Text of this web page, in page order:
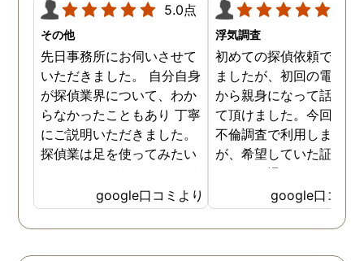
5.0点
その他
先日事務所にお伺いさせて
いただきました。 自分自身
が探偵業界について、わか
らなかったこともあり 丁寧
にご説明いただきました。
探偵業は足を使ってみたい
SNSなどの知識も豊富で、
色んな視点から対応されて
います。 他の口コミにもあ
google口コミより
浮気調査
初めての探偵依頼で緊張
ましたが、初回の電話相
から親身になって話を聞
て頂けました。今回、夫
不倫調査で利用しました
が、希望していた証拠を
っかりと撮ってもらうこ
が出来ました。調査中も
動きがある度に細かく報
してくださり、安心しま
google口コミ